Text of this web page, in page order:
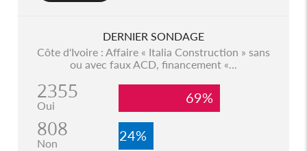
DERNIER SONDAGE
Côte d'Ivoire : Affaire « Italia Construction » sans
ou avec faux ACD, financement «...
2355
Oui 69%
808
Non 24%